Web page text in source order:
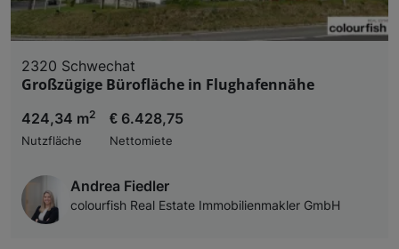
2320 Schwechat
Großzügige Bürofläche in Flughafennähe
424,34 m2
Nutzfläche
€ 6.428,75
Nettomiete
Andrea Fiedler
colourfish Real Estate Immobilienmakler GmbH